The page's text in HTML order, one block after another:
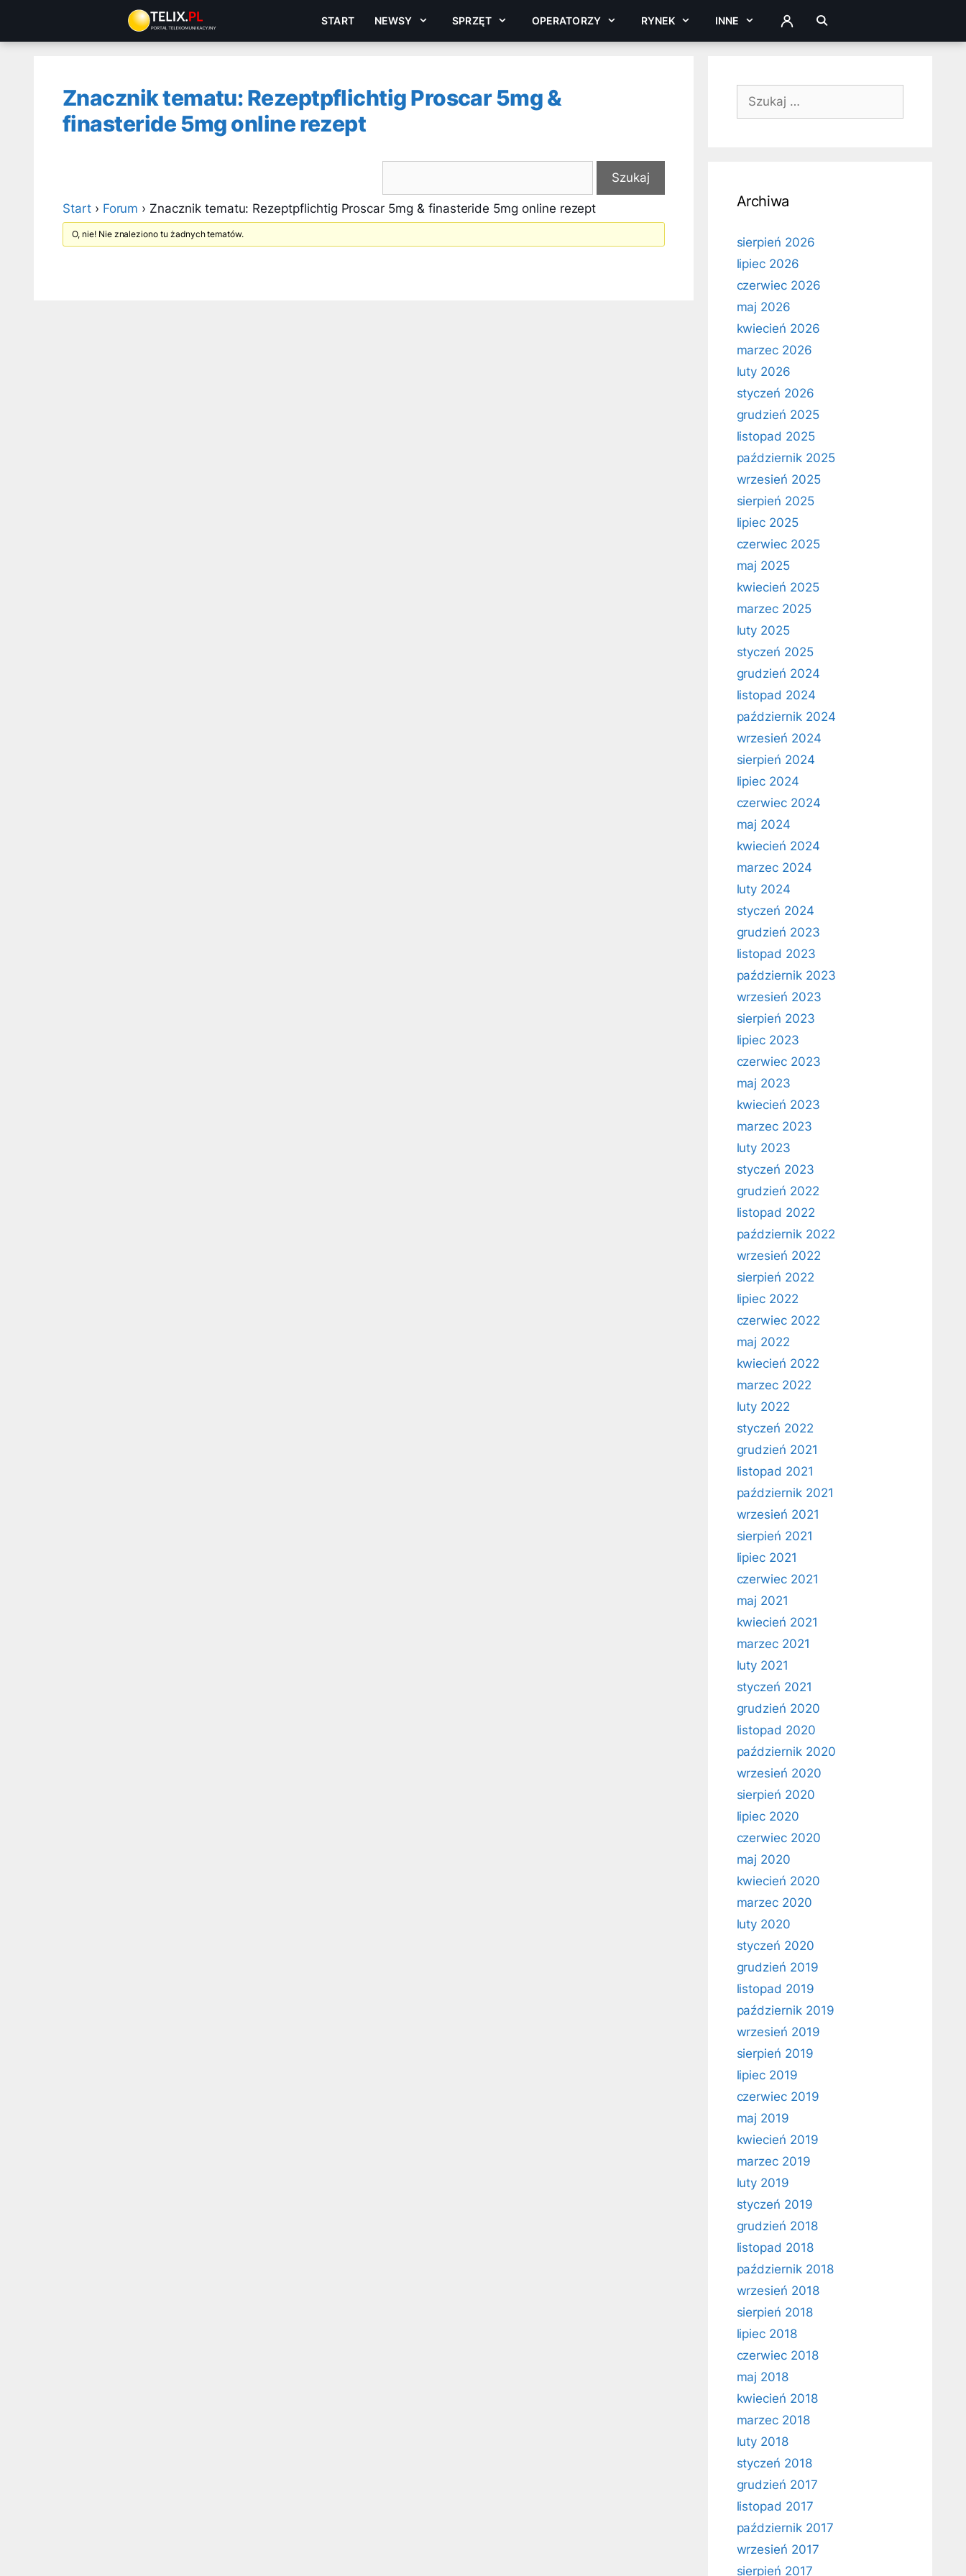
treści
START NEWSY SPRZĘT OPERATORZY RYNEK INNE ZALOGUJ
Znacznik tematu: Rezeptpflichtig Proscar 5mg &
finasteride 5mg online rezept
Start › Forum › Znacznik tematu: Rezeptpflichtig Proscar 5mg & finasteride 5mg online rezept
O, nie! Nie znaleziono tu żadnych tematów.
Szukaj:
Archiwa
sierpień 2026
lipiec 2026
czerwiec 2026
maj 2026
kwiecień 2026
marzec 2026
luty 2026
styczeń 2026
grudzień 2025
listopad 2025
październik 2025
wrzesień 2025
sierpień 2025
lipiec 2025
czerwiec 2025
maj 2025
kwiecień 2025
marzec 2025
luty 2025
styczeń 2025
grudzień 2024
listopad 2024
październik 2024
wrzesień 2024
sierpień 2024
lipiec 2024
czerwiec 2024
maj 2024
kwiecień 2024
marzec 2024
luty 2024
styczeń 2024
grudzień 2023
listopad 2023
październik 2023
wrzesień 2023
sierpień 2023
lipiec 2023
czerwiec 2023
maj 2023
kwiecień 2023
marzec 2023
luty 2023
styczeń 2023
grudzień 2022
listopad 2022
październik 2022
wrzesień 2022
sierpień 2022
lipiec 2022
czerwiec 2022
maj 2022
kwiecień 2022
marzec 2022
luty 2022
styczeń 2022
grudzień 2021
listopad 2021
październik 2021
wrzesień 2021
sierpień 2021
lipiec 2021
czerwiec 2021
maj 2021
kwiecień 2021
marzec 2021
luty 2021
styczeń 2021
grudzień 2020
listopad 2020
październik 2020
wrzesień 2020
sierpień 2020
lipiec 2020
czerwiec 2020
maj 2020
kwiecień 2020
marzec 2020
luty 2020
styczeń 2020
grudzień 2019
listopad 2019
październik 2019
wrzesień 2019
sierpień 2019
lipiec 2019
czerwiec 2019
maj 2019
kwiecień 2019
marzec 2019
luty 2019
styczeń 2019
grudzień 2018
listopad 2018
październik 2018
wrzesień 2018
sierpień 2018
lipiec 2018
czerwiec 2018
maj 2018
kwiecień 2018
marzec 2018
luty 2018
styczeń 2018
grudzień 2017
listopad 2017
październik 2017
wrzesień 2017
sierpień 2017